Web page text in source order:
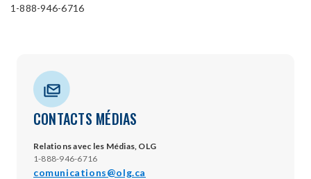
1-888-946-6716
CONTACTS MÉDIAS
Relations avec les Médias, OLG
1-888-946-6716
comunications@olg.ca